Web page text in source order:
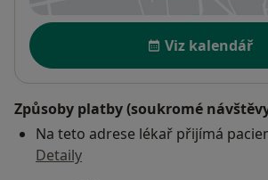
Dostupnost
Viz kalendář
Způsoby platby (soukromé
Na teto adrese lékař přijímá
Detaily